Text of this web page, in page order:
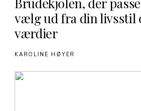
vælg ud fra din livsstil
værdier
KAROLINE HØYER